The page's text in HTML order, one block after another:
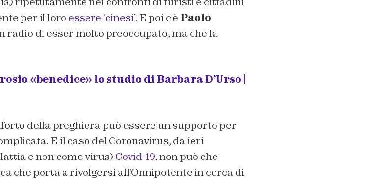
per il loro essere ‘cinesi’. E poi c’è Paolo
radio di esser molto preoccupato, ma che la
«benedice» lo studio di Barbara D’Urso |
della preghiera può essere un supporto per
E il caso del Coronavirus, da ieri
e non come virus) Covid-19, non può che
che porta a rivolgersi all’Onnipotente in cerca di